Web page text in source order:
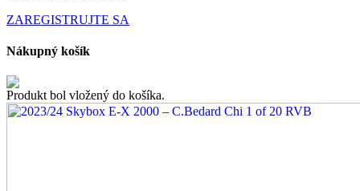
ZAREGISTRUJTE SA
Nákupný košík
Produkt bol vložený do košíka.